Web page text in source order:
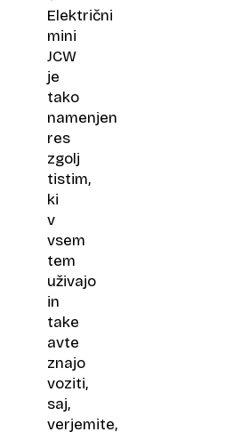
Električni
mini
JCW
je
tako
namenjen
res
zgolj
tistim,
ki
v
vsem
tem
uživajo
in
take
avte
znajo
voziti,
saj,
verjemite,